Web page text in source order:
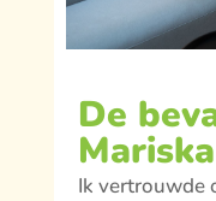
De
Mariska
Ik vertrouwde